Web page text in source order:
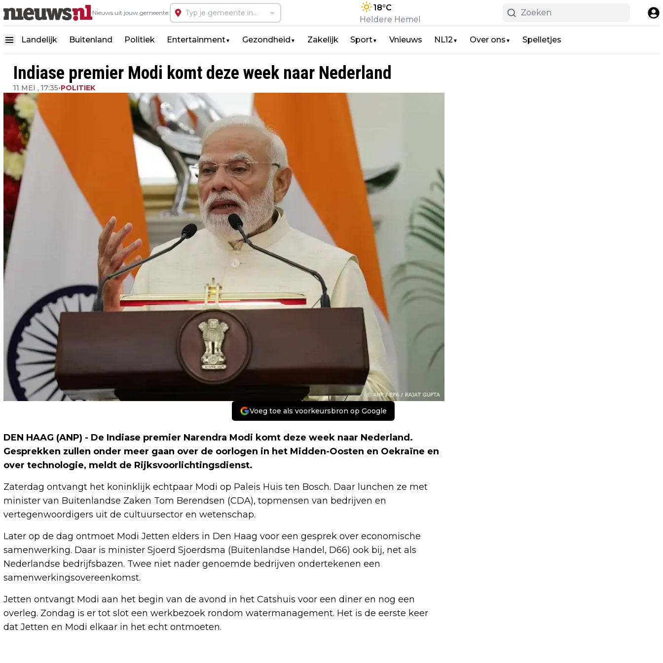
Nieuws uit jouw gemeente:
18°C
Heldere Hemel
Landelijk Buitenland Politiek Entertainment▼ Gezondheid ▼ Zakelijk Sport▼ Vnieuws NL12 ▼ Over ons ▼ Spelletjes
Indiase premier Modi komt deze week naar Nederland
11 MEI , 17:35•POLITIEK
Voeg toe als voorkeursbron op Google
DEN HAAG (ANP) - De Indiase premier Narendra Modi komt deze week naar Nederland.
Gesprekken zullen onder meer gaan over de oorlogen in het Midden-Oosten en Oekraïne en
over technologie, meldt de Rijksvoorlichtingsdienst.
Zaterdag ontvangt het koninklijk echtpaar Modi op Paleis Huis ten Bosch. Daar lunchen ze met
minister van Buitenlandse Zaken Tom Berendsen (CDA), topmensen van bedrijven en
vertegenwoordigers uit de cultuursector en wetenschap.
Later op de dag ontmoet Modi Jetten elders in Den Haag voor een gesprek over economische
samenwerking. Daar is minister Sjoerd Sjoerdsma (Buitenlandse Handel, D66) ook bij, net als
Nederlandse bedrijfsbazen. Twee niet nader genoemde bedrijven ondertekenen een
samenwerkingsovereenkomst.
Jetten ontvangt Modi aan het begin van de avond in het Catshuis voor een diner en nog een
overleg. Zondag is er tot slot een werkbezoek rondom watermanagement. Het is de eerste keer
dat Jetten en Modi elkaar in het echt ontmoeten.